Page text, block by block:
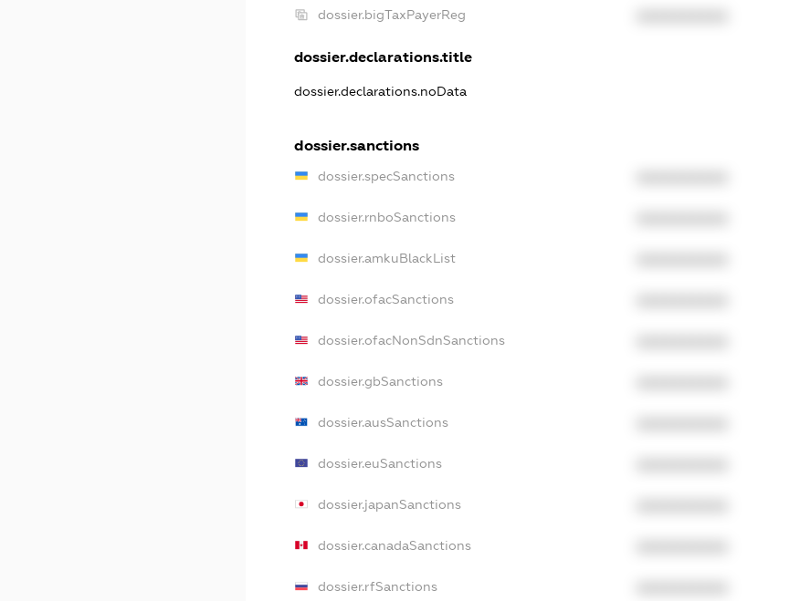
dossier.bigTaxPayerReg
dossier.declarations.title
dossier.declarations.noData
dossier.sanctions
dossier.specSanctions
dossier.rnboSanctions
dossier.amkuBlackList
dossier.ofacSanctions
dossier.ofacNonSdnSanctions
dossier.gbSanctions
dossier.ausSanctions
dossier.euSanctions
dossier.japanSanctions
dossier.canadaSanctions
dossier.rfSanctions